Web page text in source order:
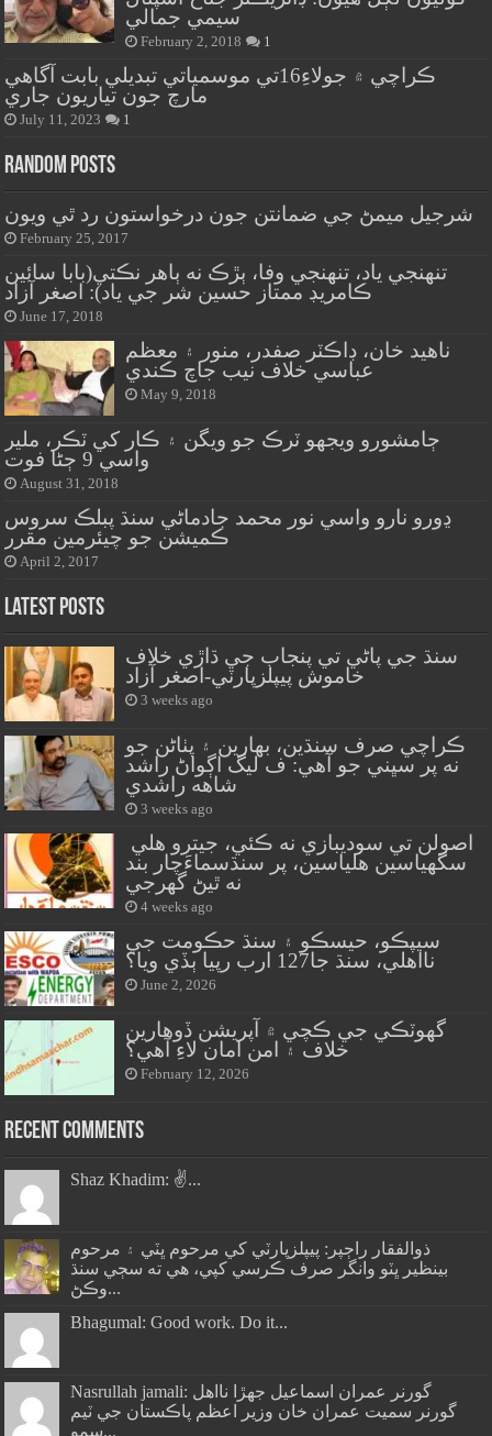
سيمي جمالي
February 2, 2018 1
ڪراچي ۾ جولاءِ16تي موسمياتي تبديلي بابت آگاهي
مارچ جون تياريون جاري
July 11, 2023 1
Random Posts
شرجيل ميمڻ جي ضمانتن جون درخواستون رد ٿي ويون
February 25, 2017
تنهنجي ياد، تنهنجي وفا، ٻڙڪ نه ٻاهر نڪتي(بابا سائين
ڪامريڊ ممتاز حسين شر جي ياد): اصغر آزاد
June 17, 2018
ناهيد خان، ڊاڪٽر صفدر، منور ۽ معظم
عباسي خلاف نيب جاچ ڪندي
May 9, 2018
ڄامشورو ويجهو ٽرڪ جو ويگن ۽ ڪار کي ٽڪر، ملير
واسي 9 ڄڻا فوت
August 31, 2018
ڍورو نارو واسي نور محمد جادماڻي سنڌ پبلڪ سروس
ڪميشن جو چيئرمين مقرر
April 2, 2017
Latest Posts
سنڌ جي پاڻي تي پنجاب جي ڌاڙي خلاف
خاموش پيپلزپارٽي-اصغر آزاد
3 weeks ago
ڪراچي صرف سنڌين، بهارين ۽ پٺاڻن جو
نه پر سڀني جو آهي: ف ليگ اڳواڻ راشد
شاهه راشدي
3 weeks ago
سگهياسين هلياسين، پر سنڌسماءَچار بند
نه ٿيڻ گهرجي
4 weeks ago
سيپڪو، حيسڪو ۽ سنڌ حڪومت جي
نااهلي، سنڌ جا127 ارب رپيا ٻڏي ويا؟
June 2, 2026
گهوٽڪي جي ڪچي ۾ آپريشن ڏوهارين
خلاف ۽ امن امان لاءِ آهي؟
February 12, 2026
Recent Comments
Shaz Khadim: ✌️...
ذوالفقار راڄپر: پيپلزپارٽي کي مرحوم ڀٽي ۽ مرحوم
بينظير ڀٽو وانگر صرف ڪرسي کپي، هي ته سڄي سنڌ
وڪڻ...
Bhagumal: Good work. Do it...
Nasrullah jamali: گورنر عمران اسماعيل جھڙا نااهل
گورنر سميت عمران خان وزير اعظم پاڪستان جي ٽيم
سمو...